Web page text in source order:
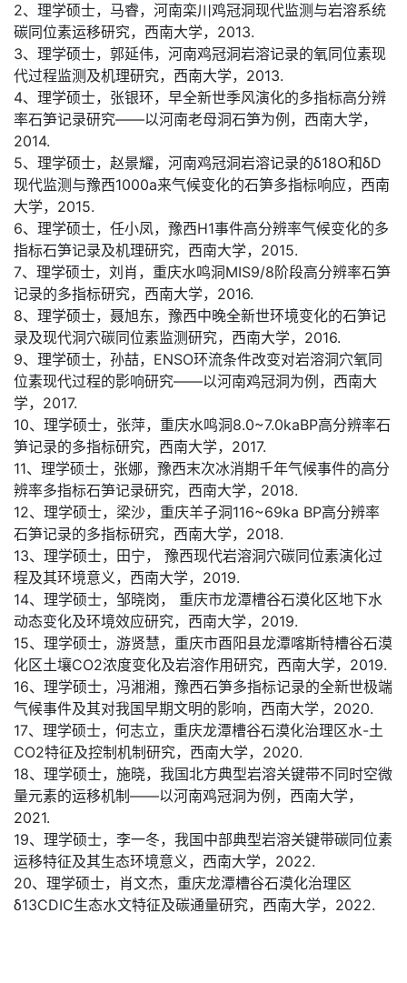
2、理学硕士，马睿，河南栾川鸡冠洞现代监测与岩溶系统
碳同位素运移研究，西南大学，2013.
3、理学硕士，郭延伟，河南鸡冠洞岩溶记录的氧同位素现
代过程监测及机理研究，西南大学，2013.
4、理学硕士，张银环，早全新世季风演化的多指标高分辨
率石笋记录研究——以河南老母洞石笋为例，西南大学，
2014.
5、理学硕士，赵景耀，河南鸡冠洞岩溶记录的δ18O和δD
现代监测与豫西1000a来气候变化的石笋多指标响应，西南
大学，2015.
6、理学硕士，任小凤，豫西H1事件高分辨率气候变化的多
指标石笋记录及机理研究，西南大学，2015.
7、理学硕士，刘肖，重庆水鸣洞MIS9/8阶段高分辨率石笋
记录的多指标研究，西南大学，2016.
8、理学硕士，聂旭东，豫西中晚全新世环境变化的石笋记
录及现代洞穴碳同位素监测研究，西南大学，2016.
9、理学硕士，孙喆，ENSO环流条件改变对岩溶洞穴氧同
位素现代过程的影响研究——以河南鸡冠洞为例，西南大
学，2017.
10、理学硕士，张萍，重庆水鸣洞8.0~7.0kaBP高分辨率石
笋记录的多指标研究，西南大学，2017.
11、理学硕士，张娜，豫西末次冰消期千年气候事件的高分
辨率多指标石笋记录研究，西南大学，2018.
12、理学硕士，梁沙，重庆羊子洞116~69ka BP高分辨率
石笋记录的多指标研究，西南大学，2018.
13、理学硕士，田宁， 豫西现代岩溶洞穴碳同位素演化过
程及其环境意义，西南大学，2019.
14、理学硕士，邹晓岗， 重庆市龙潭槽谷石漠化区地下水
动态变化及环境效应研究，西南大学，2019.
15、理学硕士，游贤慧，重庆市酉阳县龙潭喀斯特槽谷石漠
化区土壤CO2浓度变化及岩溶作用研究，西南大学，2019.
16、理学硕士，冯湘湘，豫西石笋多指标记录的全新世极端
气候事件及其对我国早期文明的影响，西南大学，2020.
17、理学硕士，何志立，重庆龙潭槽谷石漠化治理区水-土
CO2特征及控制机制研究，西南大学，2020.
18、理学硕士，施晓，我国北方典型岩溶关键带不同时空微
量元素的运移机制——以河南鸡冠洞为例，西南大学，
2021.
19、理学硕士，李一冬，我国中部典型岩溶关键带碳同位素
运移特征及其生态环境意义，西南大学，2022.
20、理学硕士，肖文杰，重庆龙潭槽谷石漠化治理区
δ13CDIC生态水文特征及碳通量研究，西南大学，2022.